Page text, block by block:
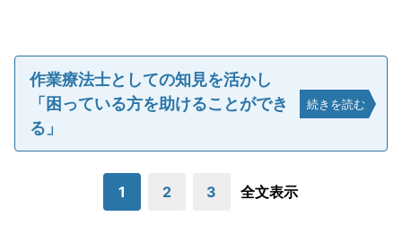
作業療法士としての知見を活かし
「困っている方を助けることができ
る」
続きを読む
1 2 3 全文表示